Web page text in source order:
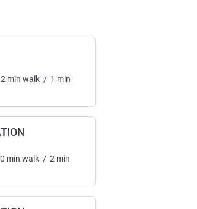
2 min walk / 1 min
min walk / 2 min